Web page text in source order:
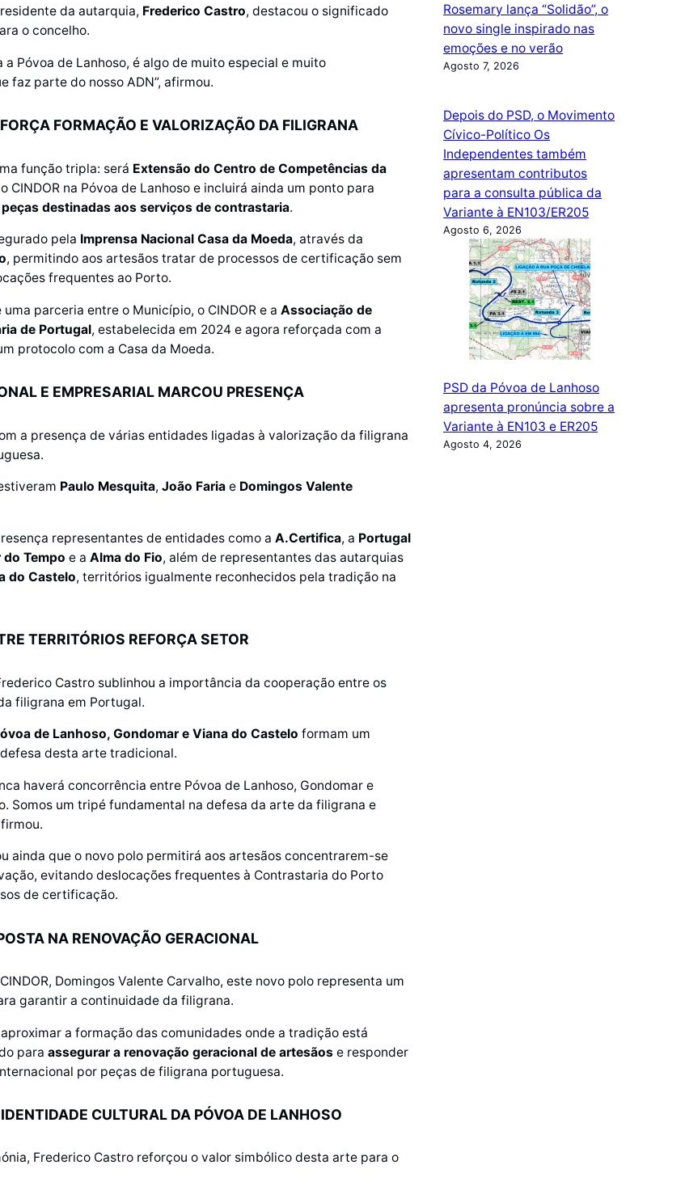
da autarquia, Frederico Castro, destacou o significado
o concelho.
a Póvoa de Lanhoso, é algo de muito especial e muito
faz parte do nosso ADN”, afirmou.
FORMAÇÃO E VALORIZAÇÃO DA FILIGRANA
função tripla: será Extensão do Centro de Competências da
CINDOR na Póvoa de Lanhoso e incluirá ainda um ponto para
destinadas aos serviços de contrastaria.
pela Imprensa Nacional Casa da Moeda, através da
, permitindo aos artesãos tratar de processos de certificação sem
frequentes ao Porto.
parceria entre o Município, o CINDOR e a Associação de
de Portugal, estabelecida em 2024 e agora reforçada com a
protocolo com a Casa da Moeda.
E EMPRESARIAL MARCOU PRESENÇA
a presença de várias entidades ligadas à valorização da filigrana
Paulo Mesquita, João Fariae Domingos Valente
representantes de entidades como a A.Certifica, a Portugal
Tempo e a Alma do Fio, além de representantes das autarquias
do Castelo, territórios igualmente reconhecidos pela tradição na
TERRITÓRIOS REFORÇA SETOR
Castro sublinhou a importância da cooperação entre os
filigrana em Portugal.
de Lanhoso, Gondomar e Viana do Castelo formam um
desta arte tradicional.
haverá concorrência entre Póvoa de Lanhoso, Gondomar e
Somos um tripé fundamental na defesa da arte da filigrana e
ainda que o novo polo permitirá aos artesãos concentrarem-se
evitando deslocações frequentes à Contrastaria do Porto
de certificação.
NA RENOVAÇÃO GERACIONAL
Domingos Valente Carvalho, este novo polo representa um
garantir a continuidade da filigrana.
a formação das comunidades onde a tradição está
para assegurar a renovação geracional de artesãose responder
por peças de filigrana portuguesa.
CULTURAL DA PÓVOA DE LANHOSO
Frederico Castro reforçou o valor simbólico desta arte para o
Rosemary lança “Solidão”, o
novo single inspirado nas
emoções e no verão
Agosto 7, 2026
Depois do PSD, o Movimento
Cívico-Político Os
Independentes também
apresentam contributos
para a consulta pública da
Variante à EN103/ER205
Agosto 6, 2026
PSD da Póvoa de Lanhoso
apresenta pronúncia sobre a
Variante à EN103 e ER205
Agosto 4, 2026